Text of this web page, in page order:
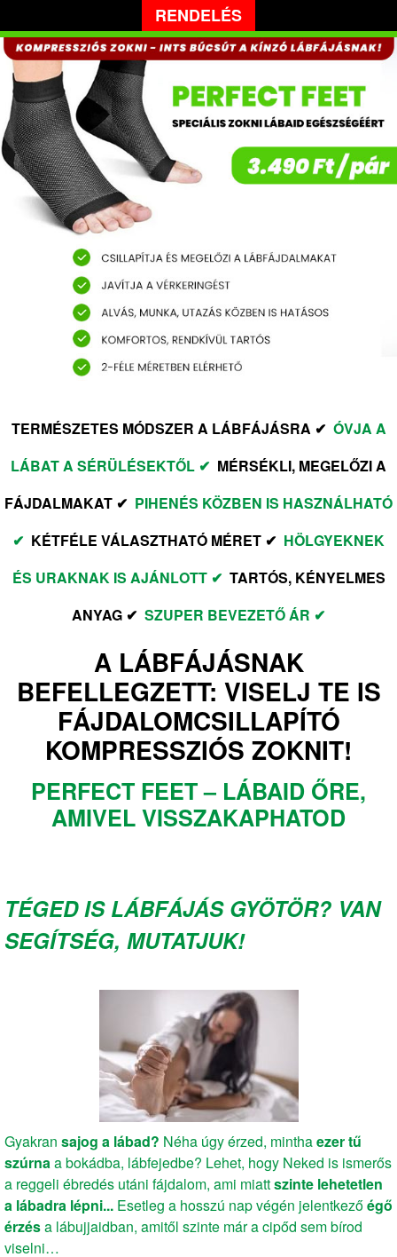
RENDELÉS
TERMÉSZETES MÓDSZER A LÁBFÁJÁSRA ✔ ÓVJA A
LÁBAT A SÉRÜLÉSEKTŐL ✔ MÉRSÉKLI, MEGELŐZI A
FÁJDALMAKAT ✔ PIHENÉS KÖZBEN IS HASZNÁLHATÓ
✔ KÉTFÉLE VÁLASZTHATÓ MÉRET ✔ HÖLGYEKNEK
ÉS URAKNAK IS AJÁNLOTT ✔ TARTÓS, KÉNYELMES
ANYAG ✔ SZUPER BEVEZETŐ ÁR ✔
A LÁBFÁJÁSNAK
BEFELLEGZETT: VISELJ TE IS
FÁJDALOMCSILLAPÍTÓ
KOMPRESSZIÓS ZOKNIT!
PERFECT FEET – LÁBAID ŐRE,
AMIVEL VISSZAKAPHATOD
TÉGED IS LÁBFÁJÁS GYÖTÖR? VAN
SEGÍTSÉG, MUTATJUK!
Gyakran sajog a lábad? Néha úgy érzed, minthaezer tű
szúrnaa bokádba, lábfejedbe? Lehet, hogy Neked is ismerős
a reggeli ébredés utáni fájdalom, ami miattszinte lehetetlen
a lábadra lépni... Esetleg a hosszú nap végén jelentkezőégő
érzésa lábujjaidban, amitől szinte már a cipőd sem bírod
viselni…